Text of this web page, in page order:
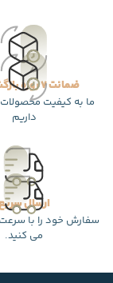
ضمانت 7 روزه بازگشت کالا
ما به کیفیت
داریم
ارسال
سفارش خود را با سرعت
می کنید.